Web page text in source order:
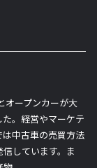
オープンカーが大
。経営やマーケテ
中古車の売買方法
しています。ま